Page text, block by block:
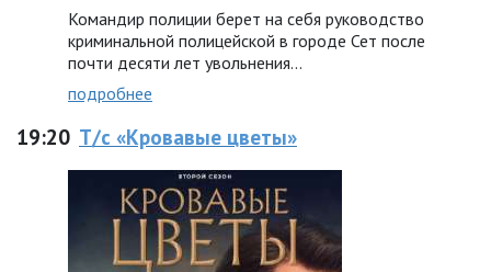
Командир полиции берет на себя руководство
криминальной полицейской в городе Сет после
почти десяти лет увольнения…
подробнее
19:20 Т/с «Кровавые цветы»